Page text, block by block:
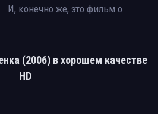
И, конечно же, это фильм о
(2006) в хорошем качестве
HD